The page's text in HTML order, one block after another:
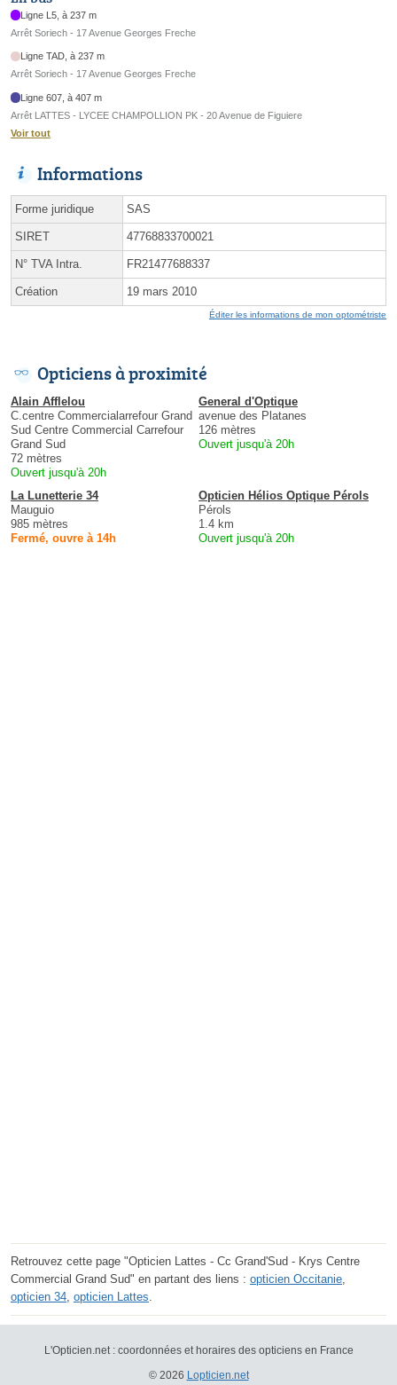
Ligne L5, à 237 m
Arrêt Soriech - 17 Avenue Georges Freche
Ligne TAD, à 237 m
Arrêt Soriech - 17 Avenue Georges Freche
Ligne 607, à 407 m
Arrêt LATTES - LYCEE CHAMPOLLION PK - 20 Avenue de Figuiere
Voir tout
Informations
Forme juridique SAS
SIRET 47768833700021
N° TVA Intra. FR21477688337
Création 19 mars 2010
Éditer les informations de mon optométriste
Opticiens à proximité
Alain Afflelou
C.centre Commercialarrefour Grand
Sud Centre Commercial Carrefour
Grand Sud
72 mètres
Ouvert jusqu'à 20h
General d'Optique
avenue des Platanes
126 mètres
Ouvert jusqu'à 20h
La Lunetterie 34
Mauguio
985 mètres
Fermé, ouvre à 14h
Opticien Hélios Optique Pérols
Pérols
1.4 km
Ouvert jusqu'à 20h
Retrouvez cette page "Opticien Lattes - Cc Grand'Sud - Krys Centre
Commercial Grand Sud" en partant des liens : opticien Occitanie
opticien 34 opticien Lattes
L'Opticien.net : coordonnées et horaires des opticiens en France
© 2026 Lopticien.net